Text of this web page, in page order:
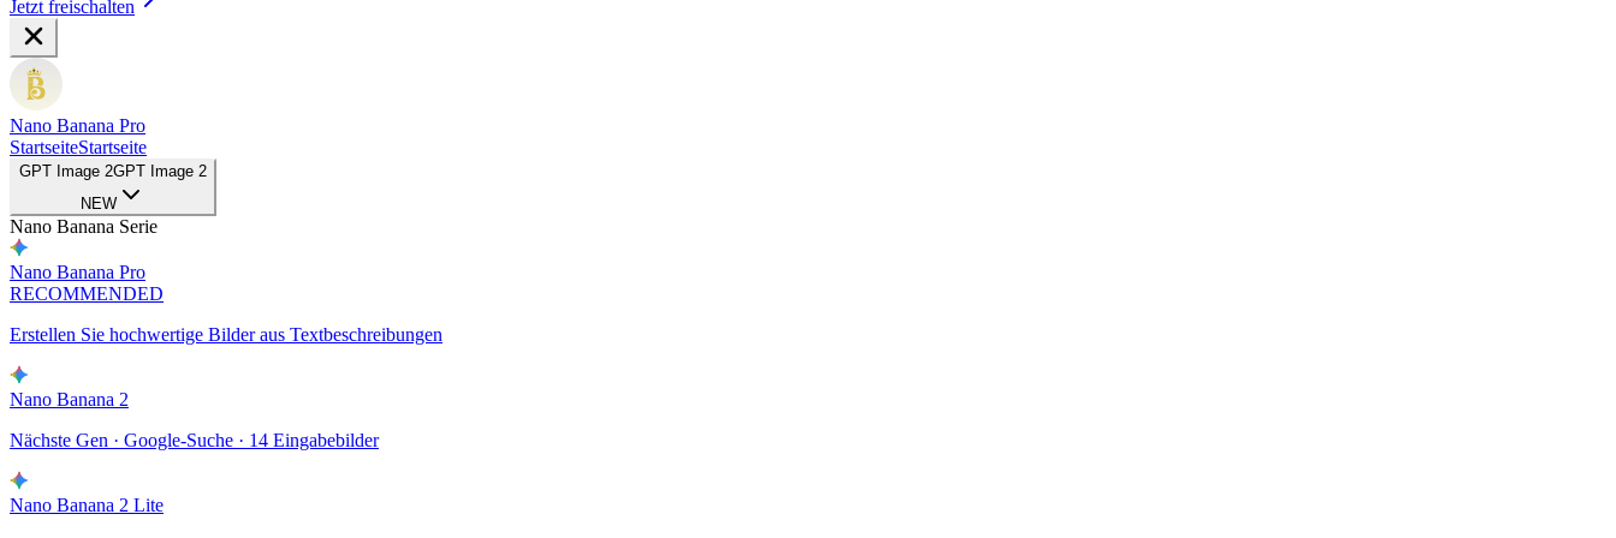
Jetzt freischalten
Nano Banana Pro
StartseiteStartseite
GPT Image 2GPT Image 2
NEW
Nano Banana Serie
Nano Banana Pro
RECOMMENDED
Erstellen Sie hochwertige Bilder aus Textbeschreibungen
Nano Banana 2
Nächste Gen · Google-Suche · 14 Eingabebilder
Nano Banana 2 Lite